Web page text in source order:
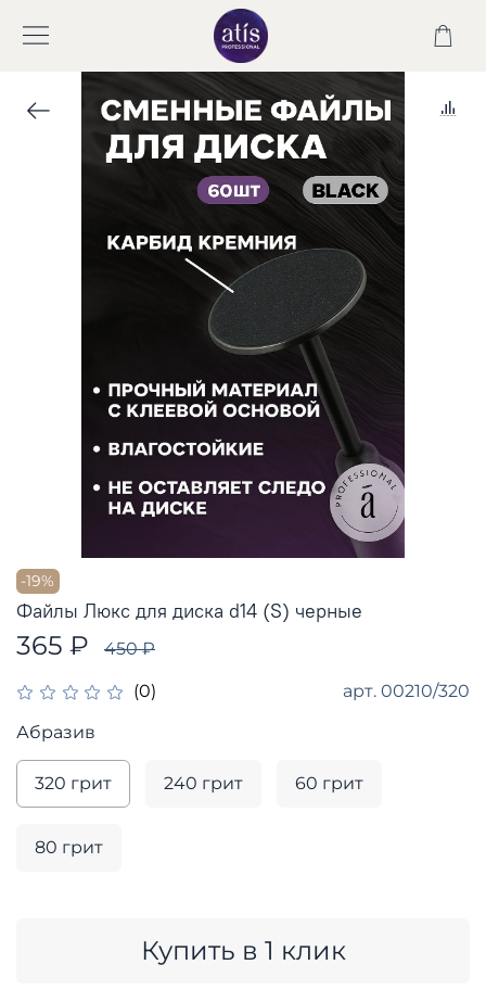
-19%
(0) арт. 00210/320
Файлы Люкс для диска d14 (S) черные
365 ₽ 450 ₽
Купить в 1 клик
Абразив
320 грит 240 грит 60 грит
80 грит